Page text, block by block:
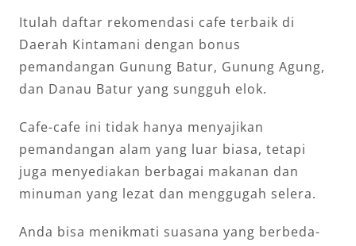
Itulah daftar rekomendasi cafe terbaik di
Daerah Kintamani dengan bonus
pemandangan Gunung Batur, Gunung Agung,
dan Danau Batur yang sungguh elok.
Cafe-cafe ini tidak hanya menyajikan
pemandangan alam yang luar biasa, tetapi
juga menyediakan berbagai makanan dan
minuman yang lezat dan menggugah selera.
Anda bisa menikmati suasana yang berbeda-